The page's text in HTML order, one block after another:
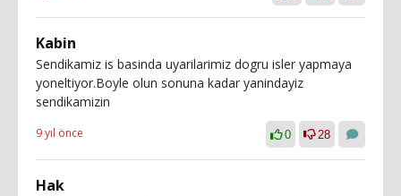
Kabin
Sendikamiz is basinda uyarilarimiz dogru isler yapmaya
yoneltiyor.Boyle olun sonuna kadar yanindayiz
sendikamizin
9 yıl önce 0 28
Hak